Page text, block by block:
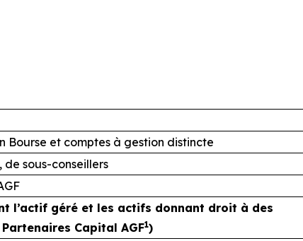
Bourse et comptes à gestion distincte
de sous-conseillers
l’actif géré et les actifs donnant droit à des
Capital AGF1)